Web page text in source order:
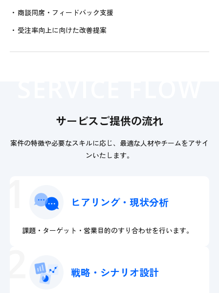
商談同席・フィードバック支援
受注率向上に向けた改善提案
サービスご提供の流れ
案件の特徴や必要なスキルに応じ、最適な人材やチームをアサイ
ンいたします。
ヒアリング・現状分析
課題・ターゲット・営業目的のすり合わせを行います。
戦略・シナリオ設計